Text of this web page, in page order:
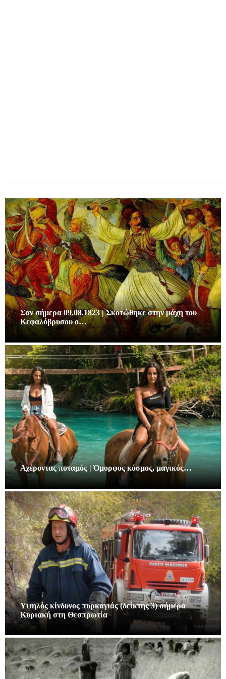
Σαν σήμερα 09.08.1823 | Σκοτώθηκε στην μάχη του
Κεφαλόβρυσου ο…
Αχέροντας ποταμός | Όμορφος κόσμος, μαγικός…
Υψηλός κίνδυνος πυρκαγιάς (δείκτης 3) σήμερα
Κυριακή στη Θεσπρωτία